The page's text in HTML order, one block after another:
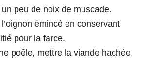
peu de noix de muscade.
émincé en conservant
pour la farce.
poêle, mettre la viande hachée,